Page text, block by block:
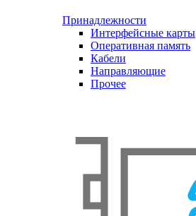
Принадлежности
Интерфейсные карты
Оперативная память
Кабели
Направляющие
Прочее